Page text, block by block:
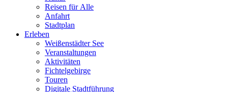
Rei­sen für Alle
Anfahrt
Stadt­plan
Erle­ben
Wei­ßen­städ­ter See
Ver­an­stal­tun­gen
Akti­vi­tä­ten
Fich­tel­ge­bir­ge
Tou­ren
Digi­ta­le Stadtführung